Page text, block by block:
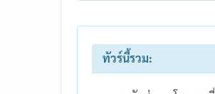
ทัวร์นี้รวม: